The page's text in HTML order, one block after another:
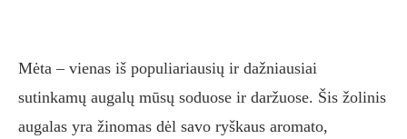
Mėta – vienas iš populiariausių ir dažniausiai
sutinkamų augalų mūsų soduose ir daržuose. Šis žolinis
augalas yra žinomas dėl savo ryškaus aromato,